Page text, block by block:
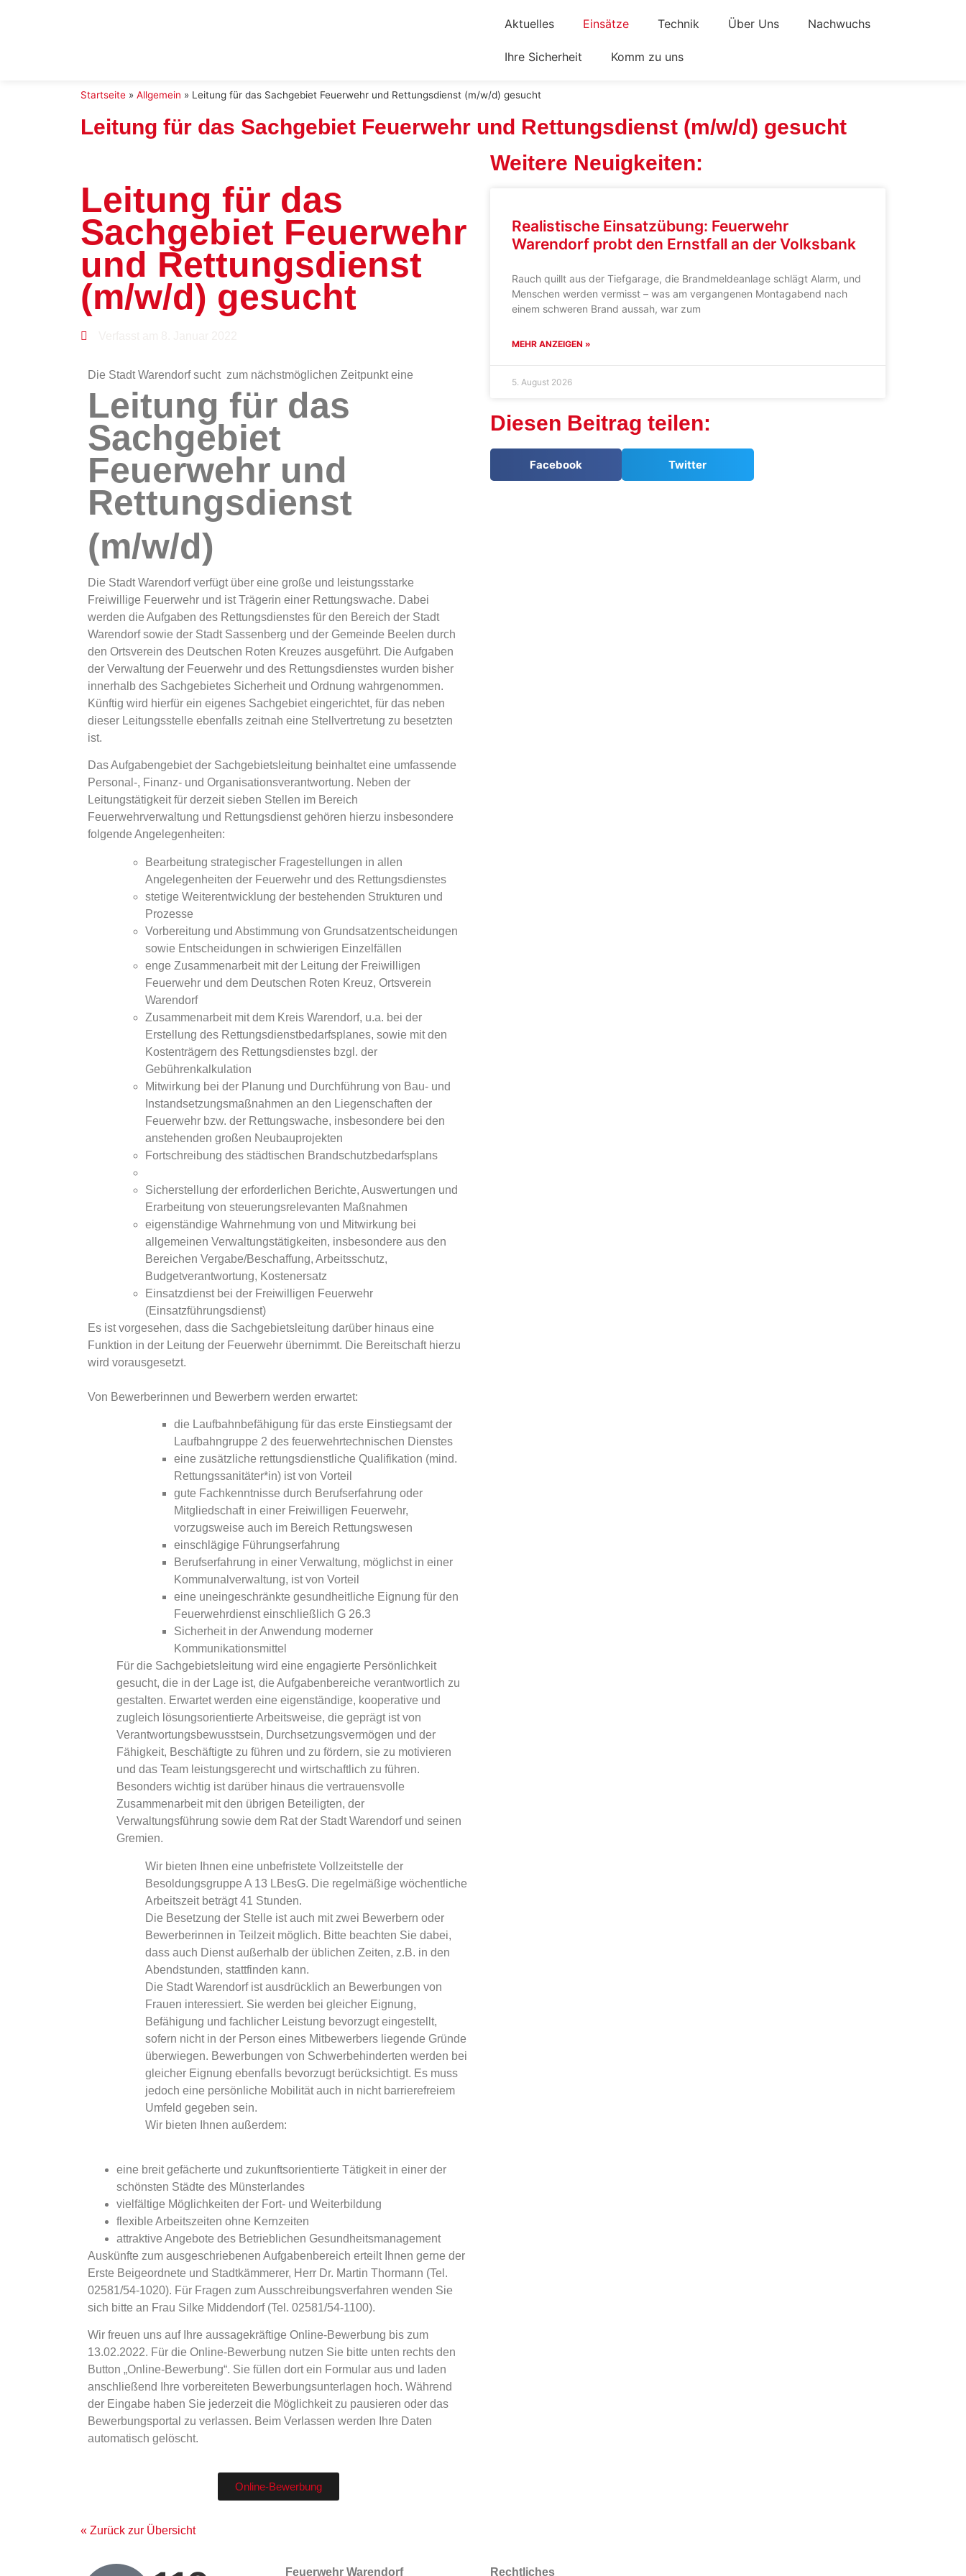
Aktuelles Einsätze Technik Über Uns Nachwuchs
Ihre Sicherheit Komm zu uns
Startseite » Allgemein » Leitung für das Sachgebiet Feuerwehr und Rettungsdienst (m/w/d) gesucht
Leitung für das Sachgebiet Feuerwehr und Rettungsdienst (m/w/d) gesucht
Leitung für das
Sachgebiet Feuerwehr
und Rettungsdienst
(m/w/d) gesucht
Die Stadt Warendorf sucht zum nächstmöglichen Zeitpunkt eine
Leitung für das
Sachgebiet
Feuerwehr und
Rettungsdienst
(m/w/d)
Die Stadt Warendorf verfügt über eine große und leistungsstarke
Freiwillige Feuerwehr und ist Trägerin einer Rettungswache. Dabei
werden die Aufgaben des Rettungsdienstes für den Bereich der Stadt
Warendorf sowie der Stadt Sassenberg und der Gemeinde Beelen durch
den Ortsverein des Deutschen Roten Kreuzes ausgeführt. Die Aufgaben
der Verwaltung der Feuerwehr und des Rettungsdienstes wurden bisher
innerhalb des Sachgebietes Sicherheit und Ordnung wahrgenommen.
Künftig wird hierfür ein eigenes Sachgebiet eingerichtet, für das neben
dieser Leitungsstelle ebenfalls zeitnah eine Stellvertretung zu besetzten
ist.
Das Aufgabengebiet der Sachgebietsleitung beinhaltet eine umfassende
Personal-, Finanz- und Organisationsverantwortung. Neben der
Leitungstätigkeit für derzeit sieben Stellen im Bereich
Feuerwehrverwaltung und Rettungsdienst gehören hierzu insbesondere
folgende Angelegenheiten:
Bearbeitung strategischer Fragestellungen in allen
Angelegenheiten der Feuerwehr und des Rettungsdienstes
stetige Weiterentwicklung der bestehenden Strukturen und
Prozesse
Vorbereitung und Abstimmung von Grundsatzentscheidungen
sowie Entscheidungen in schwierigen Einzelfällen
enge Zusammenarbeit mit der Leitung der Freiwilligen
Feuerwehr und dem Deutschen Roten Kreuz, Ortsverein
Warendorf
Zusammenarbeit mit dem Kreis Warendorf, u.a. bei der
Erstellung des Rettungsdienstbedarfsplanes, sowie mit den
Kostenträgern des Rettungsdienstes bzgl. der
Gebührenkalkulation
Mitwirkung bei der Planung und Durchführung von Bau- und
Instandsetzungsmaßnahmen an den Liegenschaften der
Feuerwehr bzw. der Rettungswache, insbesondere bei den
anstehenden großen Neubauprojekten
Fortschreibung des städtischen Brandschutzbedarfsplans
Sicherstellung der erforderlichen Berichte, Auswertungen und
Erarbeitung von steuerungsrelevanten Maßnahmen
eigenständige Wahrnehmung von und Mitwirkung bei
allgemeinen Verwaltungstätigkeiten, insbesondere aus den
Bereichen Vergabe/Beschaffung, Arbeitsschutz,
Budgetverantwortung, Kostenersatz
Einsatzdienst bei der Freiwilligen Feuerwehr
(Einsatzführungsdienst)
Es ist vorgesehen, dass die Sachgebietsleitung darüber hinaus eine
Funktion in der Leitung der Feuerwehr übernimmt. Die Bereitschaft hierzu
wird vorausgesetzt.
Von Bewerberinnen und Bewerbern werden erwartet:
die Laufbahnbefähigung für das erste Einstiegsamt der
Laufbahngruppe 2 des feuerwehrtechnischen Dienstes
eine zusätzliche rettungsdienstliche Qualifikation (mind.
Rettungssanitäter*in) ist von Vorteil
gute Fachkenntnisse durch Berufserfahrung oder
Mitgliedschaft in einer Freiwilligen Feuerwehr,
vorzugsweise auch im Bereich Rettungswesen
einschlägige Führungserfahrung
Berufserfahrung in einer Verwaltung, möglichst in einer
Kommunalverwaltung, ist von Vorteil
eine uneingeschränkte gesundheitliche Eignung für den
Feuerwehrdienst einschließlich G 26.3
Sicherheit in der Anwendung moderner
Kommunikationsmittel
Für die Sachgebietsleitung wird eine engagierte Persönlichkeit
gesucht, die in der Lage ist, die Aufgabenbereiche verantwortlich zu
gestalten. Erwartet werden eine eigenständige, kooperative und
zugleich lösungsorientierte Arbeitsweise, die geprägt ist von
Verantwortungsbewusstsein, Durchsetzungsvermögen und der
Fähigkeit, Beschäftigte zu führen und zu fördern, sie zu motivieren
und das Team leistungsgerecht und wirtschaftlich zu führen.
Besonders wichtig ist darüber hinaus die vertrauensvolle
Zusammenarbeit mit den übrigen Beteiligten, der
Verwaltungsführung sowie dem Rat der Stadt Warendorf und seinen
Gremien.
Wir bieten Ihnen eine unbefristete Vollzeitstelle der
Besoldungsgruppe A 13 LBesG. Die regelmäßige wöchentliche
Arbeitszeit beträgt 41 Stunden.
Die Besetzung der Stelle ist auch mit zwei Bewerbern oder
Bewerberinnen in Teilzeit möglich. Bitte beachten Sie dabei,
dass auch Dienst außerhalb der üblichen Zeiten, z.B. in den
Abendstunden, stattfinden kann.
Die Stadt Warendorf ist ausdrücklich an Bewerbungen von
Frauen interessiert. Sie werden bei gleicher Eignung,
Befähigung und fachlicher Leistung bevorzugt eingestellt,
sofern nicht in der Person eines Mitbewerbers liegende Gründe
überwiegen. Bewerbungen von Schwerbehinderten werden bei
gleicher Eignung ebenfalls bevorzugt berücksichtigt. Es muss
jedoch eine persönliche Mobilität auch in nicht barrierefreiem
Umfeld gegeben sein.
Wir bieten Ihnen außerdem:
eine breit gefächerte und zukunftsorientierte Tätigkeit in einer der
schönsten Städte des Münsterlandes
vielfältige Möglichkeiten der Fort- und Weiterbildung
flexible Arbeitszeiten ohne Kernzeiten
attraktive Angebote des Betrieblichen Gesundheitsmanagement
Auskünfte zum ausgeschriebenen Aufgabenbereich erteilt Ihnen gerne der
Erste Beigeordnete und Stadtkämmerer, Herr Dr. Martin Thormann (Tel.
02581/54-1020). Für Fragen zum Ausschreibungsverfahren wenden Sie
sich bitte an Frau Silke Middendorf (Tel. 02581/54-1100).
Wir freuen uns auf Ihre aussagekräftige Online-Bewerbung bis zum
13.02.2022. Für die Online-Bewerbung nutzen Sie bitte unten rechts den
Button „Online-Bewerbung“. Sie füllen dort ein Formular aus und laden
anschließend Ihre vorbereiteten Bewerbungsunterlagen hoch. Während
der Eingabe haben Sie jederzeit die Möglichkeit zu pausieren oder das
Bewerbungsportal zu verlassen. Beim Verlassen werden Ihre Daten
automatisch gelöscht.
Online-Bewerbung
« Zurück zur Übersicht
Weitere Neuigkeiten:
Realistische Einsatzübung: Feuerwehr
Warendorf probt den Ernstfall an der Volksbank
Rauch quillt aus der Tiefgarage, die Brandmeldeanlage schlägt Alarm, und
Menschen werden vermisst – was am vergangenen Montagabend nach
einem schweren Brand aussah, war zum
MEHR ANZEIGEN »
5. August 2026
Diesen Beitrag teilen:
Facebook Twitter
Feuerwehr Warendorf Rechtliches